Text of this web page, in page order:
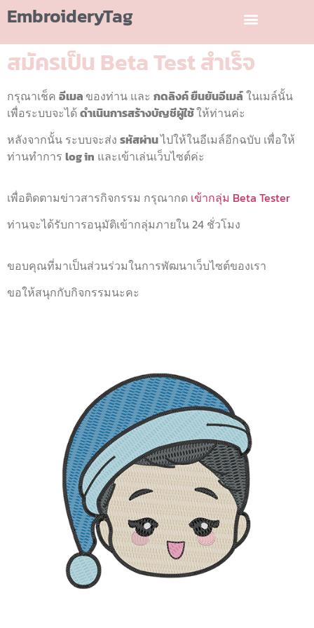
EmbroideryTag
สมัครเป็น Beta Test สำเร็จ
กรุณาเช็ค อีเมล ของท่าน และ กดลิงค์ ยืนยันอีเมล์ในเมล์นั้น
เพื่อระบบจะได้ ดำเนินการสร้างบัญชีผู้ใช้ให้ท่านค่ะ
หลังจากนั้น ระบบจะส่ง รหัสผ่านไปให้ในอีเมล์อีกฉบับ เพื่อให้
ท่านทำการ log in และเข้าเล่นเว็บไซต์ค่ะ
เพื่อติดตามข่าวสารกิจกรรม กรุณากด เข้ากลุ่ม Beta Tester
ท่านจะได้รับการอนุมัติเข้ากลุ่มภายใน 24 ชั่วโมง
ขอบคุณที่มาเป็นส่วนร่วมในการพัฒนาเว็บไซต์ของเรา
ขอให้สนุกกับกิจกรรมนะคะ